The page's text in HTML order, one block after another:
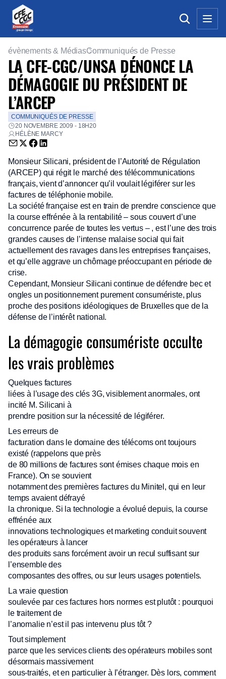
évènements & MédiasCommuniqués de Presse
LA CFE-CGC/UNSA DÉNONCE LA
DÉMAGOGIE DU PRÉSIDENT DE
L’ARCEP
COMMUNIQUÉS DE PRESSE
20 NOVEMBRE 2009 - 18H20
HÉLÈNE MARCY
Envoyer par email (nouvelle fenêtre)
Partager sur Twitter (nouvelle fenêtre)
Partager sur Facebook (nouvelle fenêtre)
Partager sur LinkedIn (nouvelle fenêtre)
Monsieur Silicani, président de l’Autorité de Régulation
(ARCEP) qui régit le marché des télécommunications
français, vient d’annoncer qu’il voulait légiférer sur les
factures de téléphonie mobile.
La société française est en train de prendre conscience que
la course effrénée à la rentabilité – sous couvert d’une
concurrence parée de toutes les vertus – , est l’une des trois
grandes causes de l’intense malaise social qui fait
actuellement des ravages dans les entreprises françaises,
et qu’elle aggrave un chômage préoccupant en période de
crise.
Cependant, Monsieur Silicani continue de défendre bec et
ongles un positionnement purement consumériste, plus
proche des positions idéologiques de Bruxelles que de la
défense de l’intérêt national.
La démagogie consumériste occulte
les vrais problèmes
Quelques factures
liées à l’usage des clés 3G, visiblement anormales, ont
incité M. Silicani à
prendre position sur la nécessité de légiférer.
Les erreurs de
facturation dans le domaine des télécoms ont toujours
existé (rappelons que près
de 80 millions de factures sont émises chaque mois en
France). On se souvient
notamment des premières factures du Minitel, qui en leur
temps avaient défrayé
la chronique. Si la technologie a évolué depuis, la course
effrénée aux
innovations technologiques et marketing conduit souvent
les opérateurs à lancer
des produits sans forcément avoir un recul suffisant sur
l’ensemble des
composantes des offres, ou sur leurs usages potentiels.
La vraie question
soulevée par ces factures hors normes est plutôt : pourquoi
le traitement de
l’anomalie n’est il pas intervenu plus tôt ?
Tout simplement
parce que les services clients des opérateurs mobiles sont
désormais massivement
sous-traités, et en particulier à l’étranger. Dès lors, comment